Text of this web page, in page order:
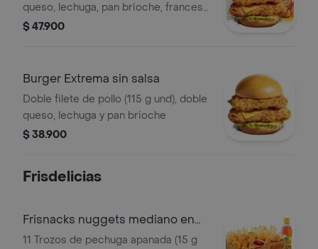
queso, lechuga, pan brioche, francesa
mediana (60 g) y gaseosa (325 ml)
$ 47.900
Burger Extrema sin salsa
Doble filete de pollo (115 g und), doble
queso, lechuga y pan brioche
$ 38.900
Frisdelicias
Frisnacks nuggets mediano en
caja
11 Trozos de pechuga apanada (15 g